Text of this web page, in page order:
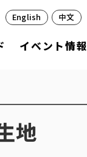
イベント情報
English 中文
地